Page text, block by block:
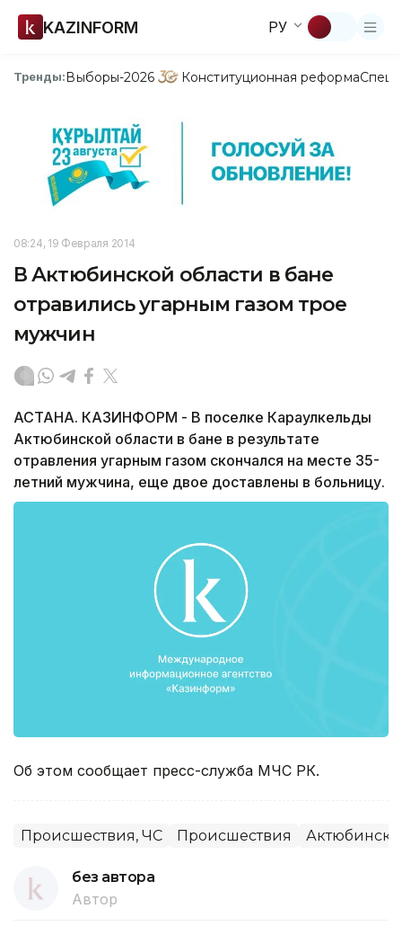
KAZINFORM РУ
Тренды:Выборы-2026 Конституционная реформа
08:24, 19 Февраля 2014
В Актюбинской области в бане
отравились угарным газом трое
мужчин
АСТАНА. КАЗИНФОРМ - В поселке Караулкельды
Актюбинской области в бане в результате
отравления угарным газом скончался на месте 35-
летний мужчина, еще двое доставлены в больницу.
Об этом сообщает пресс-служба МЧС РК.
Происшествия, ЧС Происшествия
без автора
Автор